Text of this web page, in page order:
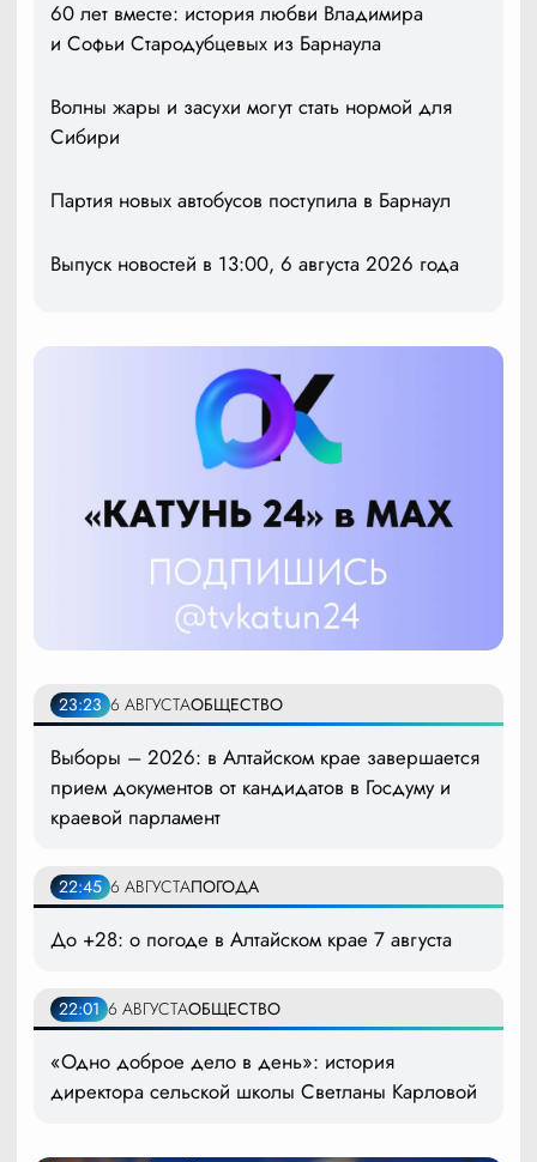
60 лет вместе: история любви Владимира
и Софьи Стародубцевых из Барнаула
Волны жары и засухи могут стать нормой для
Сибири
Партия новых автобусов поступила в Барнаул
Выпуск новостей в 13:00, 6 августа 2026 года
23:23 6 АВГУСТАОБЩЕСТВО
Выборы – 2026: в Алтайском крае завершается
прием документов от кандидатов в Госдуму и
краевой парламент
22:45 6 АВГУСТАПОГОДА
До +28: о погоде в Алтайском крае 7 августа
22:01 6 АВГУСТАОБЩЕСТВО
«Одно доброе дело в день»: история
директора сельской школы Светланы Карловой